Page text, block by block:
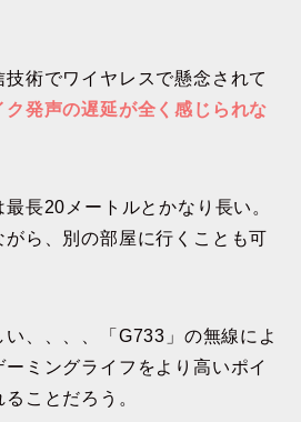
術でワイヤレスで懸念されて
ク発声の遅延が全く感じられな
長20メートルとかなり長い。
ら、別の部屋に行くことも可
、、、、「G733」の無線によ
ミングライフをより高いポイ
ことだろう。